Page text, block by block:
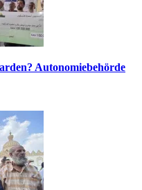
Autonomiebehörde